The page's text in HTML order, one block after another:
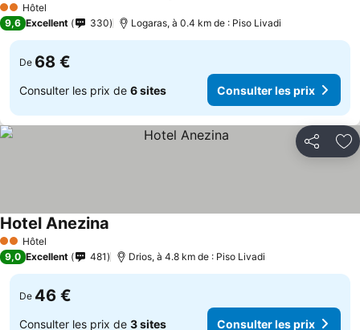
2 Étoiles
Hôtel
9,6 Excellent 330 Logaras, à 0.4 km de : Piso Livadi
De 68 €
Consulter les prix de 6 sites Consulter les prix
Partager
2 Étoiles
Hôtel
Hotel Anezina
9,0 Excellent 481 Drios, à 4.8 km de : Piso Livadi
De 46 €
Consulter les prix de 3 sites Consulter les prix